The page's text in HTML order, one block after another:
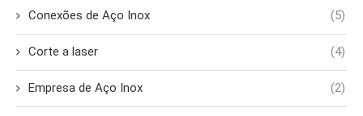
Conexões de Aço Inox (5)
Corte a laser (4)
Empresa de Aço Inox (2)